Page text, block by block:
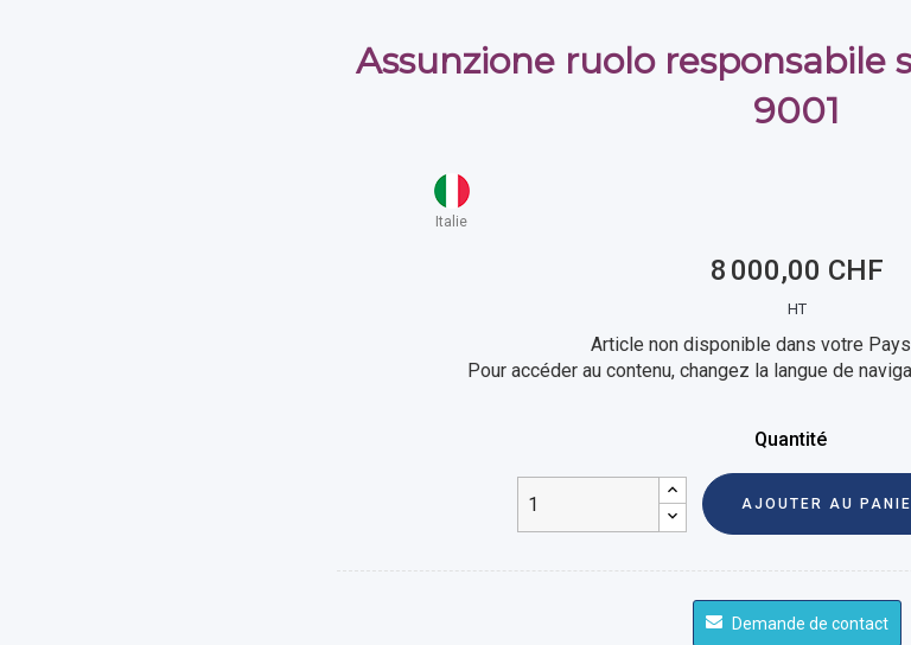
Assunzione ruolo responsabile
9001
Italie
8 000,00 CHF
HT
Article non disponible dans votre
Pour accéder au contenu, changez la langue de
Quantité
AJOUTER AU
Demande de contact